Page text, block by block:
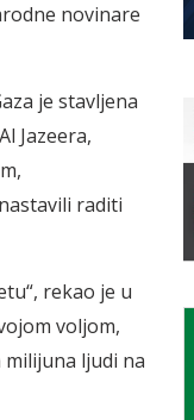
novinare
je stavljena
Jazeera,
raditi
rekao je u
voljom,
milijuna ljudi na